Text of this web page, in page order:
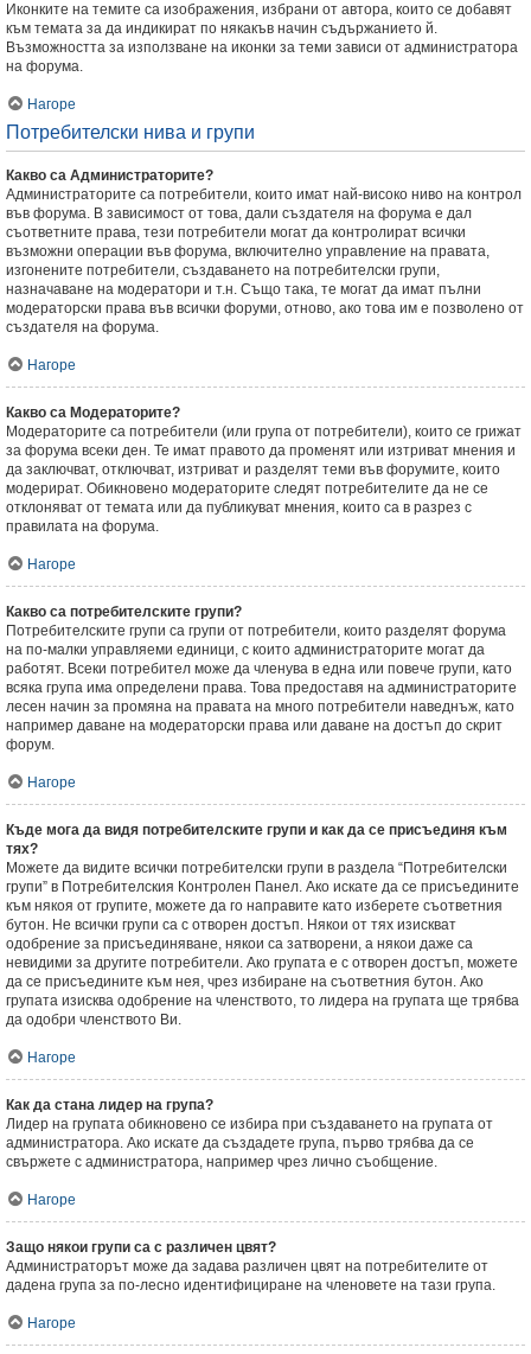
Иконките на темите са изображения, избрани от автора, които се добавят
към темата за да индикират по някакъв начин съдържанието й.
Възможността за използване на иконки за теми зависи от администратора
на форума.
Нагоре
Потребителски нива и групи
Какво са Администраторите?
Администраторите са потребители, които имат най-високо ниво на контрол
във форума. В зависимост от това, дали създателя на форума е дал
съответните права, тези потребители могат да контролират всички
възможни операции във форума, включително управление на правата,
изгонените потребители, създаването на потребителски групи,
назначаване на модератори и т.н. Също така, те могат да имат пълни
модераторски права във всички форуми, отново, ако това им е позволено от
създателя на форума.
Нагоре
Какво са Модераторите?
Модераторите са потребители (или група от потребители), които се грижат
за форума всеки ден. Те имат правото да променят или изтриват мнения и
да заключват, отключват, изтриват и разделят теми във форумите, които
модерират. Обикновено модераторите следят потребителите да не се
отклоняват от темата или да публикуват мнения, които са в разрез с
правилата на форума.
Нагоре
Какво са потребителските групи?
Потребителските групи са групи от потребители, които разделят форума
на по-малки управляеми единици, с които администраторите могат да
работят. Всеки потребител може да членува в една или повече групи, като
всяка група има определени права. Това предоставя на администраторите
лесен начин за промяна на правата на много потребители наведнъж, като
например даване на модераторски права или даване на достъп до скрит
форум.
Нагоре
Къде мога да видя потребителските групи и как да се присъединя към
тях?
Можете да видите всички потребителски групи в раздела “Потребителски
групи” в Потребителския Контролен Панел. Ако искате да се присъедините
към някоя от групите, можете да го направите като изберете съответния
бутон. Не всички групи са с отворен достъп. Някои от тях изискват
одобрение за присъединяване, някои са затворени, а някои даже са
невидими за другите потребители. Ако групата е с отворен достъп, можете
да се присъедините към нея, чрез избиране на съответния бутон. Ако
групата изисква одобрение на членството, то лидера на групата ще трябва
да одобри членството Ви.
Нагоре
Как да стана лидер на група?
Лидер на групата обикновено се избира при създаването на групата от
администратора. Ако искате да създадете група, първо трябва да се
свържете с администратора, например чрез лично съобщение.
Нагоре
Защо някои групи са с различен цвят?
Администраторът може да задава различен цвят на потребителите от
дадена група за по-лесно идентифициране на членовете на тази група.
Нагоре